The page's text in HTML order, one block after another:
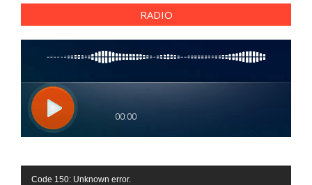
RADIO
Reproductor
Code 150: Unknown error.